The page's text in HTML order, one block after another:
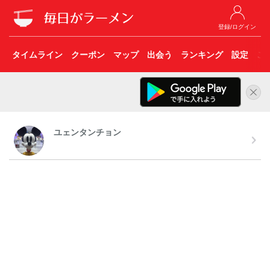
登録/ログイン
タイムライン クーポン マップ 出会う ランキング 設定 こ
ユェンタンチョン